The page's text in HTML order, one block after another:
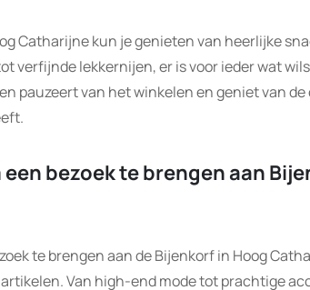
Catharijne kun je genieten van heerlijke
verfijnde lekkernijen, er is voor ieder wat
pauzeert van het winkelen en geniet van
bezoek te brengen aan
te brengen aan de Bijenkorf in Hoog
Van high-end mode tot prachtige